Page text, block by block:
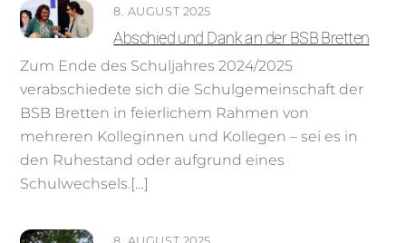
8. AUGUST 2025
Abschied und Dank an der BSB Bretten
Zum Ende des Schuljahres 2024/2025
verabschiedete sich die Schulgemeinschaft der
BSB Bretten in feierlichem Rahmen von
mehreren Kolleginnen und Kollegen – sei es in
den Ruhestand oder aufgrund eines
Schulwechsels.[…]